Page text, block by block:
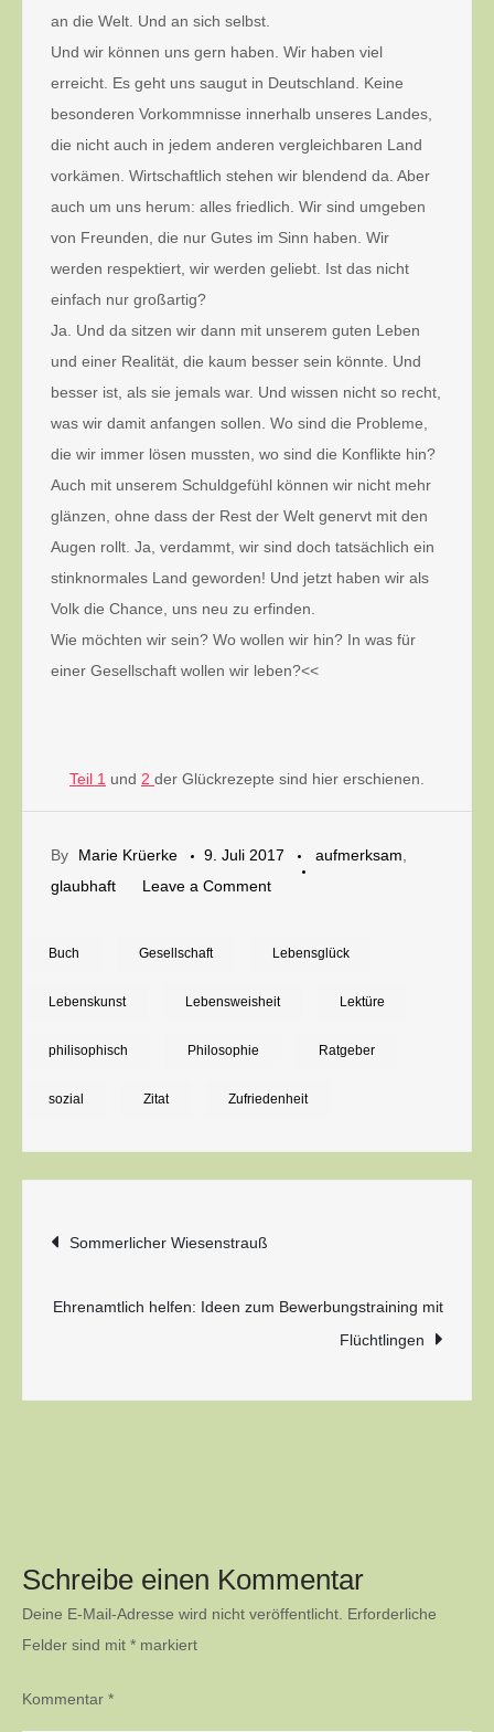
an die Welt. Und an sich selbst.
Und wir können uns gern haben. Wir haben viel
erreicht. Es geht uns saugut in Deutschland. Keine
besonderen Vorkommnisse innerhalb unseres Landes,
die nicht auch in jedem anderen vergleichbaren Land
vorkämen. Wirtschaftlich stehen wir blendend da. Aber
auch um uns herum: alles friedlich. Wir sind umgeben
von Freunden, die nur Gutes im Sinn haben. Wir
werden respektiert, wir werden geliebt. Ist das nicht
einfach nur großartig?
Ja. Und da sitzen wir dann mit unserem guten Leben
und einer Realität, die kaum besser sein könnte. Und
besser ist, als sie jemals war. Und wissen nicht so recht,
was wir damit anfangen sollen. Wo sind die Probleme,
die wir immer lösen mussten, wo sind die Konflikte hin?
Auch mit unserem Schuldgefühl können wir nicht mehr
glänzen, ohne dass der Rest der Welt genervt mit den
Augen rollt. Ja, verdammt, wir sind doch tatsächlich ein
stinknormales Land geworden! Und jetzt haben wir als
Volk die Chance, uns neu zu erfinden.
Wie möchten wir sein? Wo wollen wir hin? In was für
einer Gesellschaft wollen wir leben?<<
Teil 1 und 2 der Glückrezepte sind hier erschienen.
By Marie Krüerke 9. Juli 2017 aufmerksam
glaubhaft
Leave a Commenton
dritte
Buch Gesellschaft Lebensglück
Lebenskunst Lebensweisheit Lektüre
philisophisch Philosophie Ratgeber
sozial Zitat Zufriedenheit
Beitragsnavigation
Sommerlicher Wiesenstrauß
Ehrenamtlich helfen: Ideen zum Bewerbungstraining mit
Flüchtlingen
Schreibe einen Kommentar
Deine E-Mail-Adresse wird nicht veröffentlicht. Erforderliche
Felder sind mit * markiert
Kommentar *